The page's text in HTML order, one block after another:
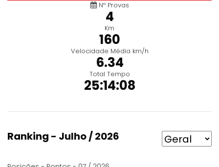
Nº Provas
4
Km
160
Velocidade Média km/h
6.34
Total Tempo
25:14:08
Ranking - Julho / 2026